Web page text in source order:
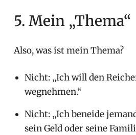
5. Mein „Thema“
Also, was ist mein Thema?
Nicht: „Ich will den
wegnehmen.“
Nicht: „Ich beneide
sein Geld oder seine